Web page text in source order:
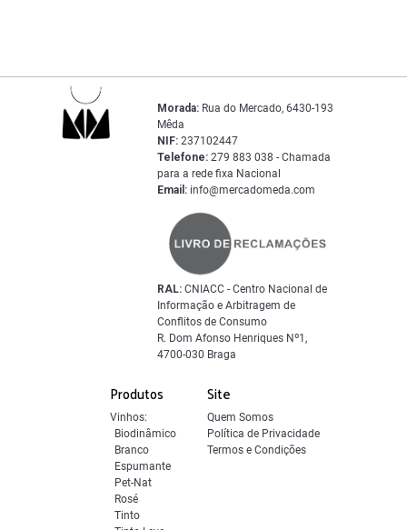
Produtos
Vinhos:
Biodinâmico
Branco
Espumante
Pet-Nat
Rosé
Tinto
Site
Quem Somos
Política de Privacidade
Termos e Condições
Morada: Rua do Mercado, 6430-193
Mêda
NIF: 237102447
Telefone: 279 883 038 - Chamada
para a rede fixa Nacional
Email: info@mercadomeda.com
RAL: CNIACC - Centro Nacional de
Informação e Arbitragem de
Conflitos de Consumo
R. Dom Afonso Henriques Nº1,
4700-030 Braga